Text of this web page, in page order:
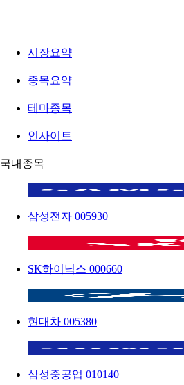
시장요약
종목요약
테마종목
인사이트
국내종목
삼성전자 005930
SK하이닉스 000660
현대차 005380
삼성중공업 010140